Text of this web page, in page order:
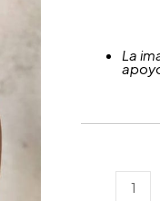
La